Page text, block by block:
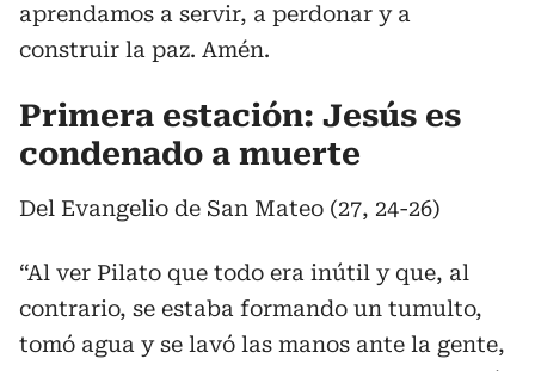
aprendamos a servir, a perdonar y a
construir la paz. Amén.
Primera estación: Jesús es
condenado a muerte
Del Evangelio de San Mateo (27, 24-26)
“Al ver Pilato que todo era inútil y que, al
contrario, se estaba formando un tumulto,
tomó agua y se lavó las manos ante la gente,